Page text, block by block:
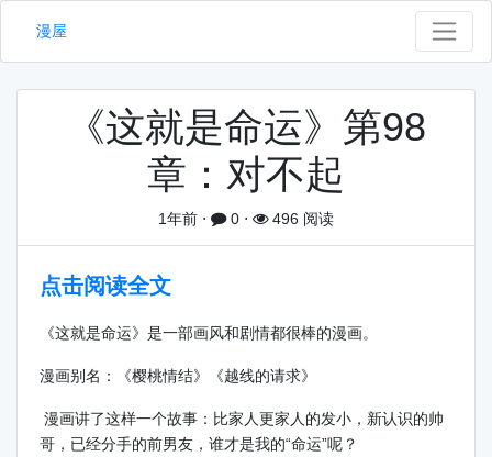
漫屋
《这就是命运》第98
章：对不起
1年前 ⋅ 0 ⋅ 496 阅读
点击阅读全文
《这就是命运》是一部画风和剧情都很棒的漫画。
漫画别名：《樱桃情结》《越线的请求》
漫画讲了这样一个故事：比家人更家人的发小，新认识的帅
哥，已经分手的前男友，谁才是我的“命运”呢？